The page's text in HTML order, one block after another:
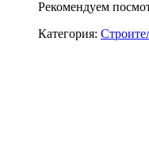
Рекомендуем
Категория: